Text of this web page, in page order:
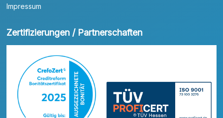
Impressum
Zertifizierungen / Partnerschaften